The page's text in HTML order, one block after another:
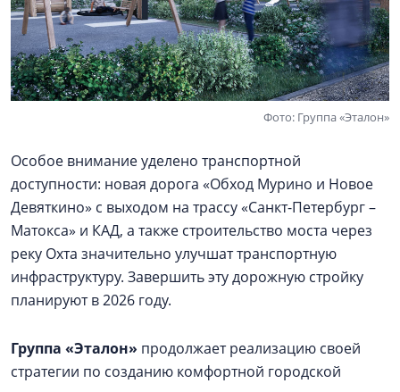
Фото: Группа «Эталон»
Особое внимание уделено транспортной
доступности: новая дорога «Обход Мурино и Новое
Девяткино» с выходом на трассу «Санкт-Петербург –
Матокса» и КАД, а также строительство моста через
реку Охта значительно улучшат транспортную
инфраструктуру. Завершить эту дорожную стройку
планируют в 2026 году.
Группа «Эталон» продолжает реализацию своей
стратегии по созданию комфортной городской